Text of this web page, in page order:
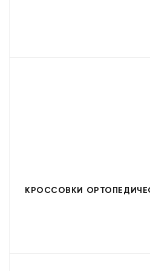
КРОССОВКИ